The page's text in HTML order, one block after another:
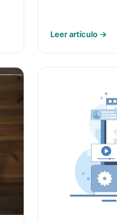
Leer artículo →